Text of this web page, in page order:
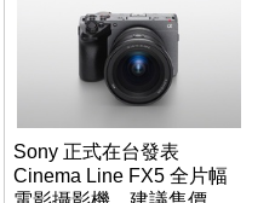
Sony 正式在台發表
Cinema Line FX5 全片幅